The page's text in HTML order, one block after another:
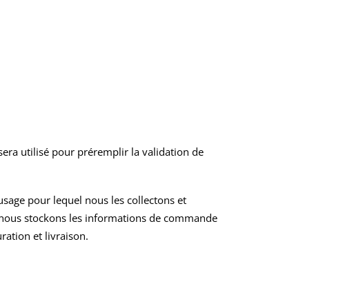
utilisé pour préremplir la validation de
pour lequel nous les collectons et
stockons les informations de commande
et livraison.